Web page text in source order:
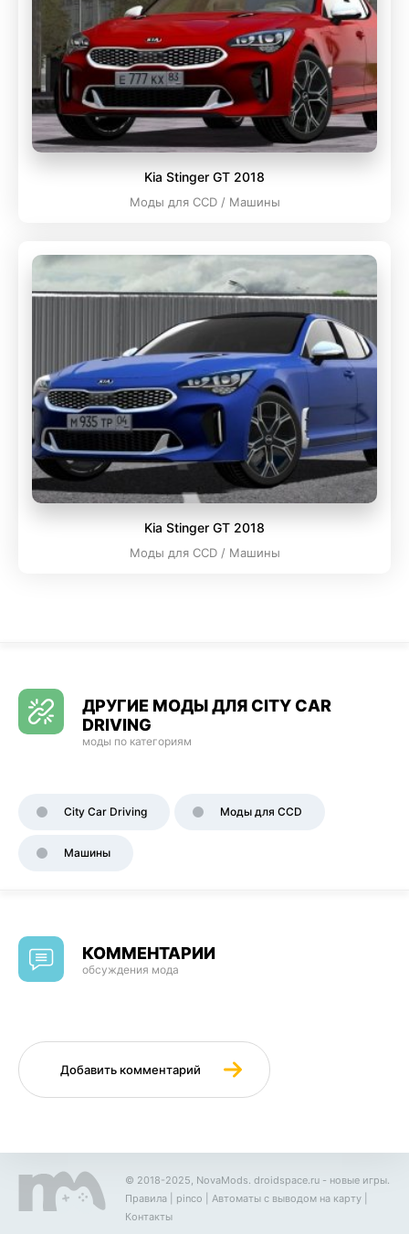
Kia Stinger GT 2018
Моды для CCD / Машины
Kia Stinger GT 2018
Моды для CCD / Машины
ДРУГИЕ МОДЫ ДЛЯ CITY CAR
DRIVING
моды по категориям
City Car Driving Моды для CCD
Машины
КОММЕНТАРИИ
обсуждения мода
Добавить комментарий
© 2018-2025, NovaMods. droidspace.ru - новые игры.
Правила
pinco Автоматы с выводом на карту
Контакты